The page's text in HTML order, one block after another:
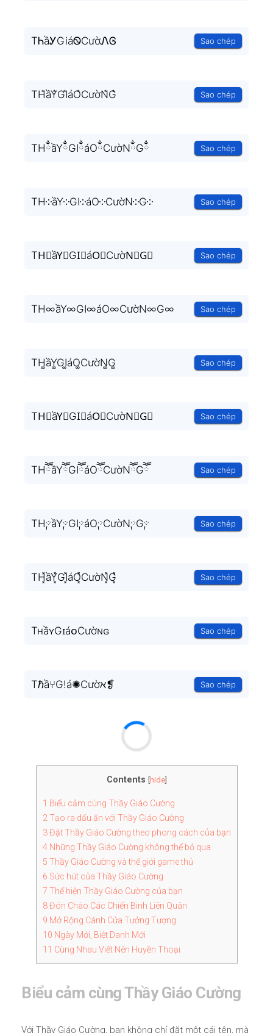
TᏂầᎩGiáᏫCườᏁᎶ Sao chép
TH̐ầY̐GI̐áO̐CườN̐G̐ Sao chép
THྂầYྂGIྂáOྂCườNྂGྂ Sao chép
TH༶ầY༶GI༶áO༶CườN༶G༶ Sao chép
TH⃒ầY⃒GI⃒áO⃒CườN⃒G⃒ Sao chép
TH∞ầY∞GI∞áO∞CườN∞G∞ Sao chép
TH͚ầY͚GI͚áO͚CườN͚G͚ Sao chép
TH⃒ầY⃒GI⃒áO⃒CườN⃒G⃒ Sao chép
THཽầYཽGIཽáOཽCườNཽGཽ Sao chép
TH༙ầY༙GI༙áO༙CườN༙G༙ Sao chép
TH͓̽ầY͓̽GI͓̽áO͓̽CườN͓̽G͓̽ Sao chép
TʜầʏGɪáᴏCườɴɢ Sao chép
Tℏầ⑂G!á✺Cườℵ❡ Sao chép
Contents hide]
1 Biểu cảm cùng Thầy Giáo Cường
2Tạo ra dấu ấn với Thầy Giáo Cường
3Đặt Thầy Giáo Cường theo phong cách của bạn
4Những Thầy Giáo Cường không thể bỏ qua
5 Thầy Giáo Cường và thế giới game thủ
6 Sức hút của Thầy Giáo Cường
7 Thể hiện Thầy Giáo Cường của bạn
8Đón Chào Các Chiến Binh Liên Quân
9 Mở Rộng Cánh Cửa Tưởng Tượng
10 Ngày Mới, Biệt Danh Mới
11 Cùng Nhau Viết Nên Huyền Thoại
Biểu cảm cùng Thầy Giáo Cường
Với Thầy Giáo Cường, bạn không chỉ đặt một cái tên, mà